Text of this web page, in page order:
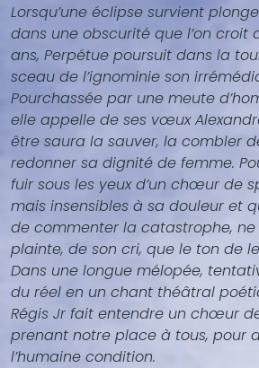
Lorsqu’une éclipse survient
dans une obscurité que l’on croit
ans, Perpétue poursuit dans la
sceau de l’ignominie son
Pourchassée par une meute
elle appelle de ses vœux
être saura la sauver, la combler
redonner sa dignité de femme.
fuir sous les yeux d’un chœur de
mais insensibles à sa douleur et
de commenter la catastrophe,
plainte, de son cri, que le ton de
Dans une longue mélopée,
du réel en un chant théâtral
Régis Jr fait entendre un chœur
prenant notre place à tous, pour
l’humaine condition.